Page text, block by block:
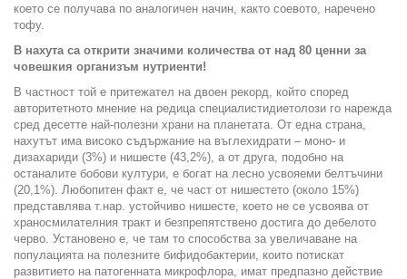
което се получава по аналогичен начин, както соевото, наречено
тофу.
В нахута са открити значими количества от над 80 ценни за
човешкия организъм нутриенти!
В частност той е притежател на двоен рекорд, който според
авторитетното мнение на редица специалистидиетолози го нарежда
сред десетте най-полезни храни на планетата. От една страна,
нахутът има високо съдържание на въглехидрати – моно- и
дизахариди (3%) и нишесте (43,2%), а от друга, подобно на
останалите бобови култури, е богат на лесно усвояеми белтъчини
(20,1%). Любопитен факт е, че част от нишестето (около 15%)
представлява т.нар. устойчиво нишесте, което не се усвоява от
храносмилателния тракт и безпрепятствено достига до дебелото
черво. Установено е, че там то способства за увеличаване на
популацията на полезните бифидобактерии, които потискат
развитието на патогенната микрофлора, имат предпазно действие